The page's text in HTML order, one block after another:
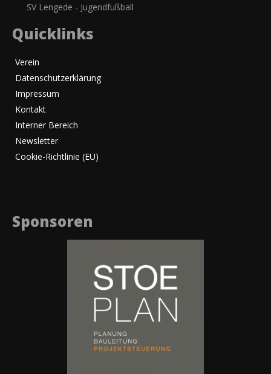
SV Lengede - Jugendfußball
Quicklinks
Verein
Datenschutzerklärung
Impressum
Kontakt
Interner Bereich
Newsletter
Cookie-Richtlinie (EU)
Sponsoren